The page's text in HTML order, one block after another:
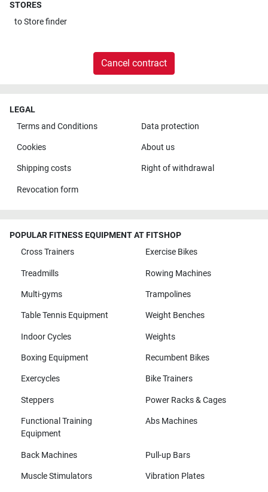
STORES
toStore finder
Cancel contract
LEGAL
Terms and Conditions
Data protection
Cookies About us
Shipping costs Right of withdrawal
Revocation form
POPULAR FITNESS EQUIPMENT AT FITSHOP
Cross Trainers
Exercise Bikes
Treadmills Rowing Machines
Multi-gyms Trampolines
Table Tennis Equipment Weight Benches
Indoor Cycles Weights
Boxing Equipment Recumbent Bikes
Exercycles Bike Trainers
Steppers Power Racks & Cages
Functional Training
Equipment
Abs Machines
Back Machines Pull-up Bars
Muscle Stimulators Vibration Plates